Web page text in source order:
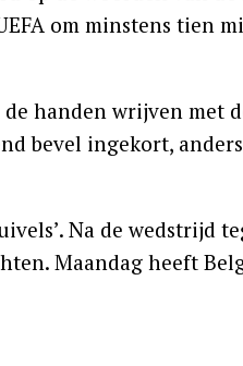
om minstens tien
handen wrijven met
bevel ingekort,
Na de wedstrijd
Maandag heeft